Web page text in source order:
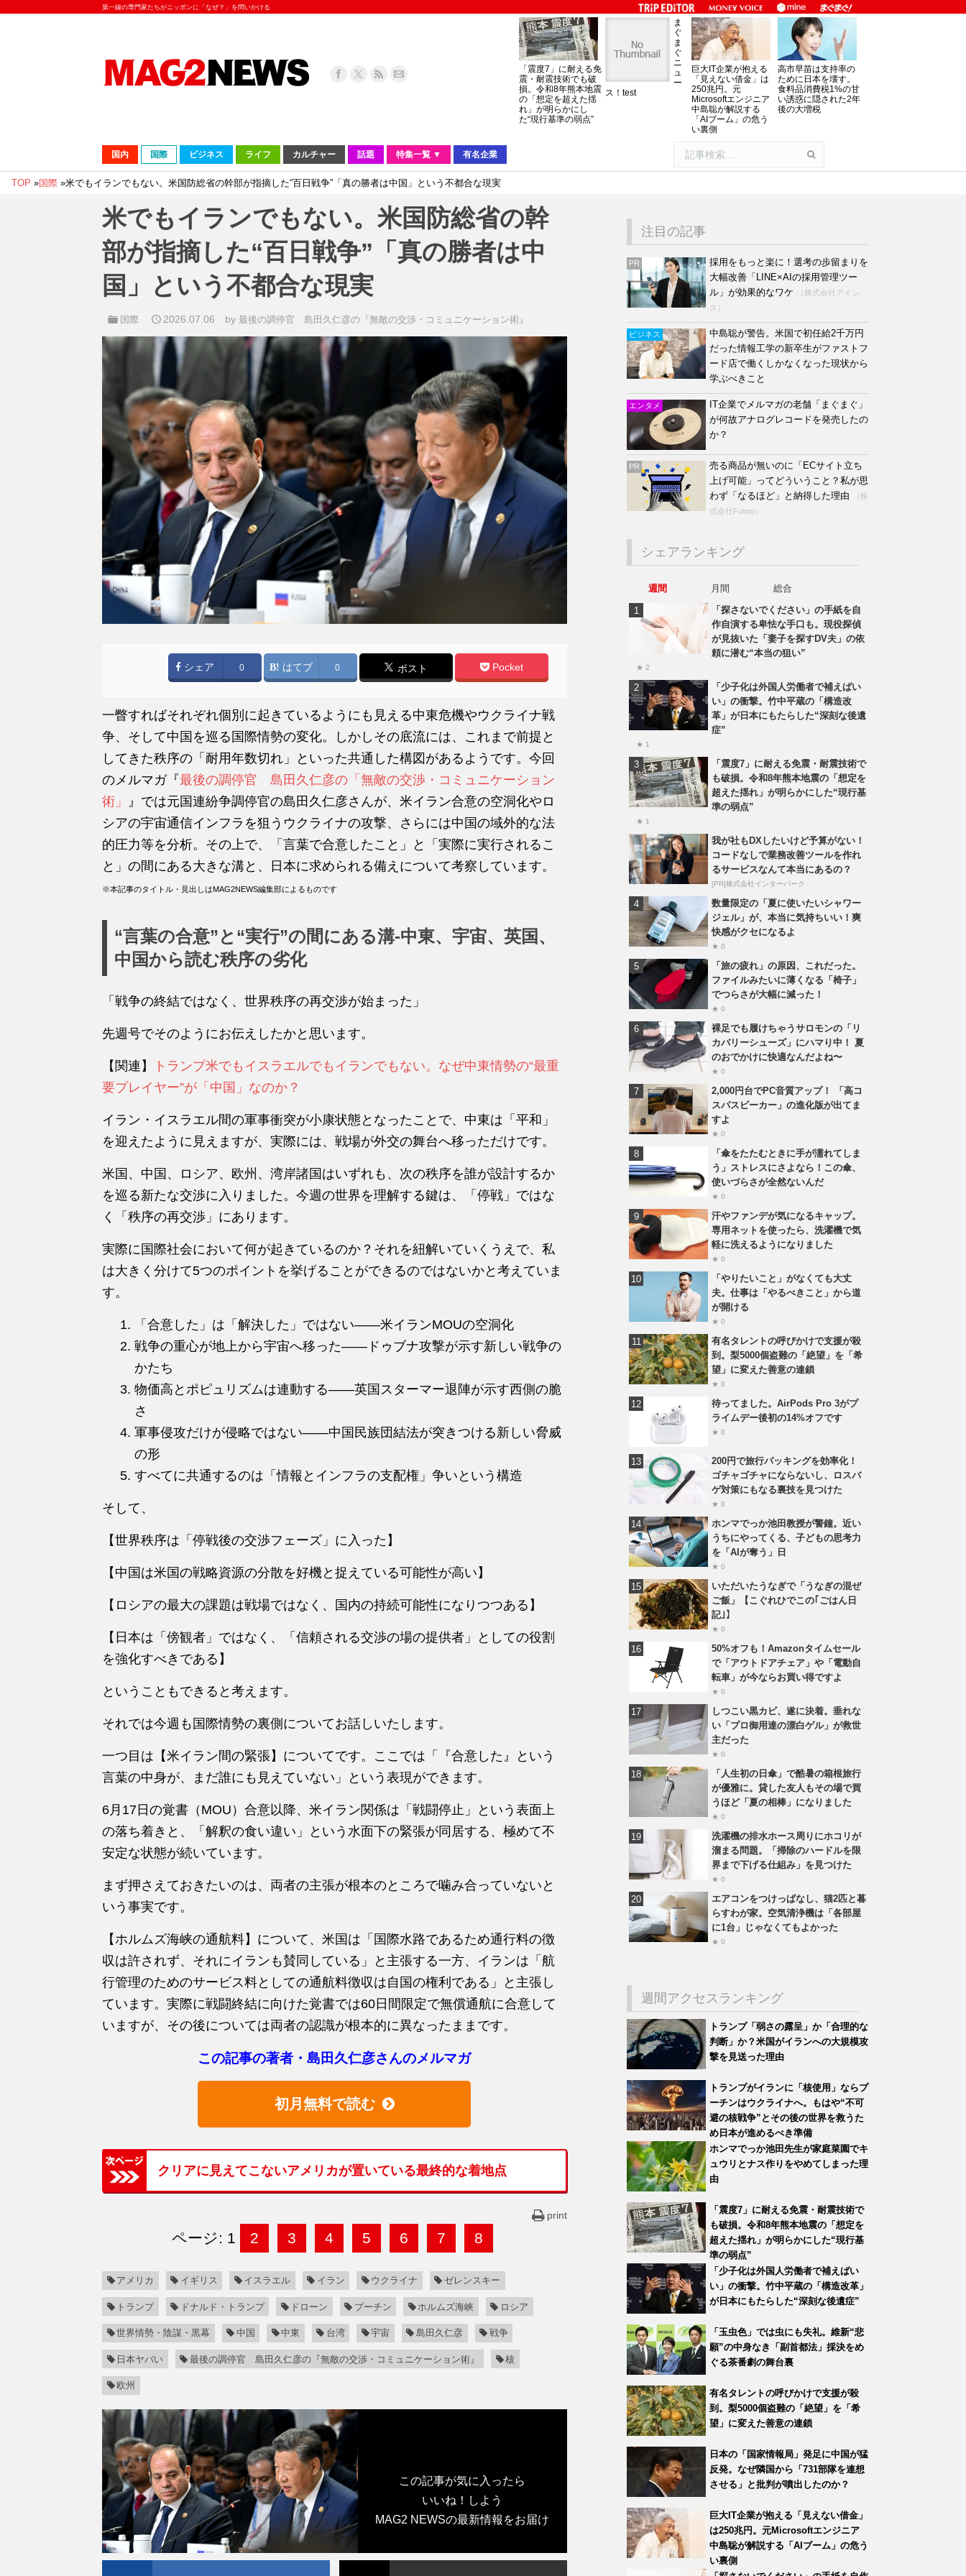
第一線の専門家たちがニッポンに「なぜ？」を問いかける
「震度7」に耐える免
震・耐震技術でも破
損。令和8年熊本地震
の「想定を超えた揺
れ」が明らかにし
た“現行基準の弱点”
ま
ぐ
ま
ぐ
ニ
ュ
ー
ス！test
巨大IT企業が抱える
「見えない借金」は
250兆円。元
Microsoftエンジニア
中島聡が解説する
「AIブーム」の危う
い裏側
高市早苗は支持率の
ために日本を壊す。
食料品消費税1%の甘
い誘惑に隠された2年
後の大増税
国内 国際 ビジネス ライフ カルチャー 話題 特集一覧 ▼ 有名企業
TOP »国際 »米でもイランでもない。米国防総省の幹部が指摘した“百日戦争”「真の勝者は中国」という不都合な現実
米でもイランでもない。米国防総省の幹
部が指摘した“百日戦争”「真の勝者は中
国」という不都合な現実
国際 2026.07.06 by最後の調停官 島田久仁彦の『無敵の交渉・コミュニケーション術』
シェア 0 はてブ 0 ポスト Pocket
一瞥すればそれぞれ個別に起きているようにも見える中東危機やウクライナ戦
争、そして中国を巡る国際情勢の変化。しかしその底流には、これまで前提と
してきた秩序の「耐用年数切れ」といった共通した構図があるようです。今回
のメルマガ『最後の調停官 島田久仁彦の「無敵の交渉・コミュニケーション
術」
』では元国連紛争調停官の島田久仁彦さんが、米イラン合意の空洞化やロ
シアの宇宙通信インフラを狙うウクライナの攻撃、さらには中国の域外的な法
的圧力等を分析。その上で、「言葉で合意したこと」と「実際に実行されるこ
と」の間にある大きな溝と、日本に求められる備えについて考察しています。
※本記事のタイトル・見出しはMAG2NEWS編集部によるものです
“言葉の合意”と“実行”の間にある溝‐中東、宇宙、英国、
中国から読む秩序の劣化
「戦争の終結ではなく、世界秩序の再交渉が始まった」
先週号でそのようにお伝えしたかと思います。
【関連】
トランプ米でもイスラエルでもイランでもない。なぜ中東情勢の“最重
要プレイヤー”が「中国」なのか？
イラン・イスラエル間の軍事衝突が小康状態となったことで、中東は「平和」
を迎えたように見えますが、実際には、戦場が外交の舞台へ移っただけです。
米国、中国、ロシア、欧州、湾岸諸国はいずれも、次の秩序を誰が設計するか
を巡る新たな交渉に入りました。今週の世界を理解する鍵は、「停戦」ではな
く「秩序の再交渉」にあります。
実際に国際社会において何が起きているのか？それを紐解いていくうえで、私
は大きく分けて5つのポイントを挙げることができるのではないかと考えていま
す。
「合意した」は「解決した」ではない――米イランMOUの空洞化
戦争の重心が地上から宇宙へ移った――ドゥブナ攻撃が示す新しい戦争の
かたち
物価高とポピュリズムは連動する――英国スターマー退陣が示す西側の脆
さ
軍事侵攻だけが侵略ではない――中国民族団結法が突きつける新しい脅威
の形
すべてに共通するのは「情報とインフラの支配権」争いという構造
そして、
【世界秩序は「停戦後の交渉フェーズ」に入った】
【中国は米国の戦略資源の分散を好機と捉えている可能性が高い】
【ロシアの最大の課題は戦場ではなく、国内の持続可能性になりつつある】
【日本は「傍観者」ではなく、「信頼される交渉の場の提供者」としての役割
を強化すべきである】
ということもできると考えます。
それでは今週も国際情勢の裏側についてお話しいたします。
一つ目は【米イラン間の緊張】についてです。ここでは「『合意した』という
言葉の中身が、まだ誰にも見えていない」という表現ができます。
6月17日の覚書（MOU）合意以降、米イラン関係は「戦闘停止」という表面上
の落ち着きと、「解釈の食い違い」という水面下の緊張が同居する、極めて不
安定な状態が続いています。
まず押さえておきたいのは、両者の主張が根本のところで噛み合っていないと
いう事実です。
【ホルムズ海峡の通航料】について、米国は「国際水路であるため通行料の徴
収は許されず、それにイランも賛同している」と主張する一方、イランは「航
行管理のためのサービス料としての通航料徴収は自国の権利である」と主張し
ています。実際に戦闘終結に向けた覚書では60日間限定で無償通航に合意して
いますが、その後については両者の認識が根本的に異なったままです。
この記事の著者・島田久仁彦さんのメルマガ
初月無料で読む
クリアに見えてこないアメリカが置いている最終的な着地点
print
ページ: 1 2 3 4 5 6 7 8
アメリカ イギリス イスラエル イラン ウクライナ ゼレンスキー
トランプ ドナルド・トランプ ドローン プーチン ホルムズ海峡 ロシア
世界情勢・陰謀・黒幕 中国 中東 台湾 宇宙 島田久仁彦 戦争
日本ヤバい 最後の調停官 島田久仁彦の『無敵の交渉・コミュニケーション術』 核
欧州
この記事が気に入ったら
いいね！しよう
MAG2 NEWSの最新情報をお届け
注目の記事
PR
採用をもっと楽に！選考の歩留まりを
大幅改善「LINE×AIの採用管理ツー
ル」が効果的なワケ
（株式会社アイシ
ス）
ビジネス
中島聡が警告。米国で初任給2千万円
だった情報工学の新卒生がファストフ
ード店で働くしかなくなった現状から
学ぶべきこと
エンタメ
IT企業でメルマガの老舗「まぐまぐ」
が何故アナログレコードを発売したの
か？
PR
売る商品が無いのに「ECサイト立ち
上げ可能」ってどういうこと？私が思
わず「なるほど」と納得した理由
（株
式会社Fulmo）
シェアランキング
週間 月間
総合
「探さないでください」の手紙を自
作自演する卑怯な手口も。現役探偵
が見抜いた「妻子を探すDV夫」の依
頼に潜む“本当の狙い”
★ 2
「少子化は外国人労働者で補えばい
い」の衝撃。竹中平蔵の「構造改
革」が日本にもたらした“深刻な後遺
症”
★ 1
「震度7」に耐える免震・耐震技術で
も破損。令和8年熊本地震の「想定を
超えた揺れ」が明らかにした“現行基
準の弱点”
★ 1
我が社もDXしたいけど予算がない！
コードなしで業務改善ツールを作れ
るサービスなんて本当にあるの？
[PR]株式会社インターパーク
数量限定の「夏に使いたいシャワー
ジェル」が、本当に気持ちいい！爽
快感がクセになるよ
★ 0
「旅の疲れ」の原因、これだった。
ファイルみたいに薄くなる「椅子」
でつらさが大幅に減った！
★ 0
裸足でも履けちゃうサロモンの「リ
カバリーシューズ」にハマり中！ 夏
のおでかけに快適なんだよね〜
★ 0
2,000円台でPC音質アップ！ 「高コ
スパスピーカー」の進化版が出てま
すよ
★ 0
「傘をたたむときに手が濡れてしま
う」ストレスにさよなら！この傘、
使いづらさが全然ないんだ
★ 0
汗やファンデが気になるキャップ。
専用ネットを使ったら、洗濯機で気
軽に洗えるようになりました
★ 0
「やりたいこと」がなくても大丈
夫。仕事は「やるべきこと」から道
が開ける
★ 0
有名タレントの呼びかけで支援が殺
到。梨5000個盗難の「絶望」を「希
望」に変えた善意の連鎖
★ 0
待ってました。AirPods Pro 3がプ
ライムデー後初の14%オフです
★ 0
200円で旅行パッキングを効率化！
ゴチャゴチャにならないし、ロスバ
ゲ対策にもなる裏技を見つけた
★ 0
ホンマでっか池田教授が警鐘。近い
うちにやってくる、子どもの思考力
を「AIが奪う」日
★ 0
いただいたうなぎで「うなぎの混ぜ
ご飯」【こぐれひでこの｢ごはん日
記｣】
★ 0
50%オフも！Amazonタイムセール
で「アウトドアチェア」や「電動自
転車」が今ならお買い得ですよ
★ 0
しつこい黒カビ、遂に決着。垂れな
い「プロ御用達の漂白ゲル」が救世
主だった
★ 0
「人生初の日傘」で酷暑の箱根旅行
が優雅に。貸した友人もその場で買
うほど「夏の相棒」になりました
★ 0
洗濯機の排水ホース周りにホコリが
溜まる問題。「掃除のハードルを限
界まで下げる仕組み」を見つけた
★ 0
エアコンをつけっぱなし、猫2匹と暮
らすわが家。空気清浄機は「各部屋
に1台」じゃなくてもよかった
★ 0
週間アクセスランキング
トランプ「弱さの露呈」か「合理的な
判断」か？米国がイランへの大規模攻
撃を見送った理由
トランプがイランに「核使用」ならプ
ーチンはウクライナへ。もはや“不可
避の核戦争”とその後の世界を救うた
め日本が進めるべき準備
ホンマでっか池田先生が家庭菜園でキ
ュウリとナス作りをやめてしまった理
由
「震度7」に耐える免震・耐震技術で
も破損。令和8年熊本地震の「想定を
超えた揺れ」が明らかにした“現行基
準の弱点”
「少子化は外国人労働者で補えばい
い」の衝撃。竹中平蔵の「構造改革」
が日本にもたらした“深刻な後遺症”
「玉虫色」では虫にも失礼。維新“悲
願”の中身なき「副首都法」採決をめ
ぐる茶番劇の舞台裏
有名タレントの呼びかけで支援が殺
到。梨5000個盗難の「絶望」を「希
望」に変えた善意の連鎖
日本の「国家情報局」発足に中国が猛
反発。なぜ隣国から「731部隊を連想
させる」と批判が噴出したのか？
巨大IT企業が抱える「見えない借金」
は250兆円。元Microsoftエンジニア
中島聡が解説する「AIブーム」の危う
い裏側